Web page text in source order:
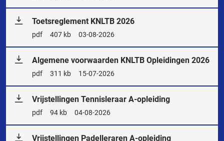
Toetsreglement KNLTB 2026
Bestandstype
pdf Bestandsgrootte
407 kb Releasedatum
03-08-2026
Algemene voorwaarden KNLTB Opleidingen 2026
Bestandstype
pdf Bestandsgrootte
311 kb Releasedatum
15-07-2026
Vrijstellingen Tennisleraar A-opleiding
Bestandstype
pdf Bestandsgrootte
94 kb Releasedatum
04-08-2026
Vrijstellingen Padelleraren A-opleiding